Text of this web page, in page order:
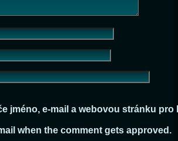
jméno, e-mail a webovou stránku
when the comment gets approved.